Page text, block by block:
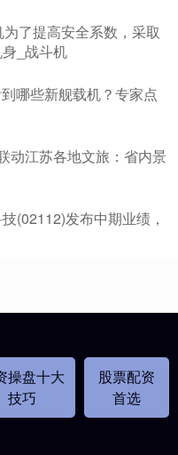
了提高安全系数，采取
_战斗机
哪些新舰载机？专家点
动江苏各地文旅：省内景
(02112)发布中期业绩，
操盘十大
技巧
股票配资
首选